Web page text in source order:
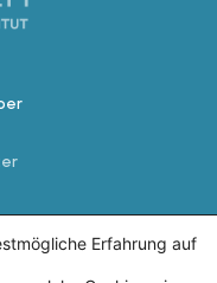
Erfahrung auf